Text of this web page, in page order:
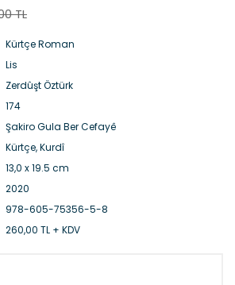
TL
Kürtçe Roman
Lis
Zerdûşt Öztürk
174
Şakiro Gula Ber Cefayê
Kürtçe, Kurdî
13,0 x 19.5 cm
2020
978-605-75356-5-8
260,00 TL + KDV